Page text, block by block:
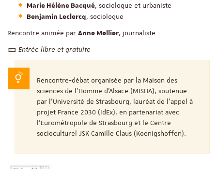
Marie Hélène Bacqué, sociologue et urbaniste
Benjamin Leclercq, sociologue
Rencontre animée par Anne Mellier, journaliste
Entrée libre et gratuite
Rencontre-débat organisée par la Maison des
sciences de l’Homme d’Alsace (MISHA), soutenue
par l’Université de Strasbourg, lauréat de l’appel à
projet France 2030 (IdEx), en partenariat avec
l’Eurométropole de Strasbourg et le Centre
socioculturel JSK Camille Claus (Koenigshoffen).